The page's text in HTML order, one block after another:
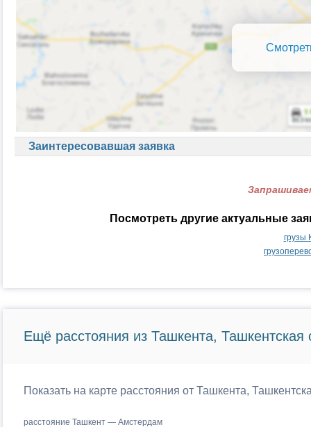
Заинтересовавшая заявка
Посмотреть другие актуальные
грузы
Ещё расстояния из Ташкента, Ташкентская
Показать на карте расстояния от Ташкента,
расстояние Ташкент — Амстердам